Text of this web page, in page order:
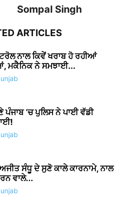
Sompal Singh
ARTICLES
ਨਾਲ ਕਿਵੇਂ ਖਰਾਬ ਹੋ ਰਹੀਆਂ
ਮਕੈਨਿਕ ਨੇ ਸਮਝਾਈ...
ਪੰਜਾਬ ‘ਚ ਪੁਲਿਸ ਨੇ ਪਾਈ ਵੱਡੀ
ਸੰਧੂ ਦੇ ਸੁਣੋ ਕਾਲੇ ਕਾਰਨਾਮੇ, ਨਾਲ
ਵਾਲੇ...